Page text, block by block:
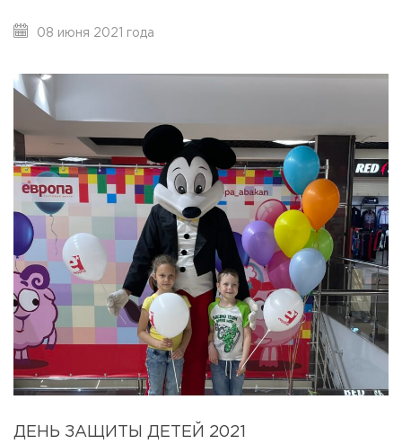
08 июня 2021 года
ДЕНЬ ЗАЩИТЫ ДЕТЕЙ 2021